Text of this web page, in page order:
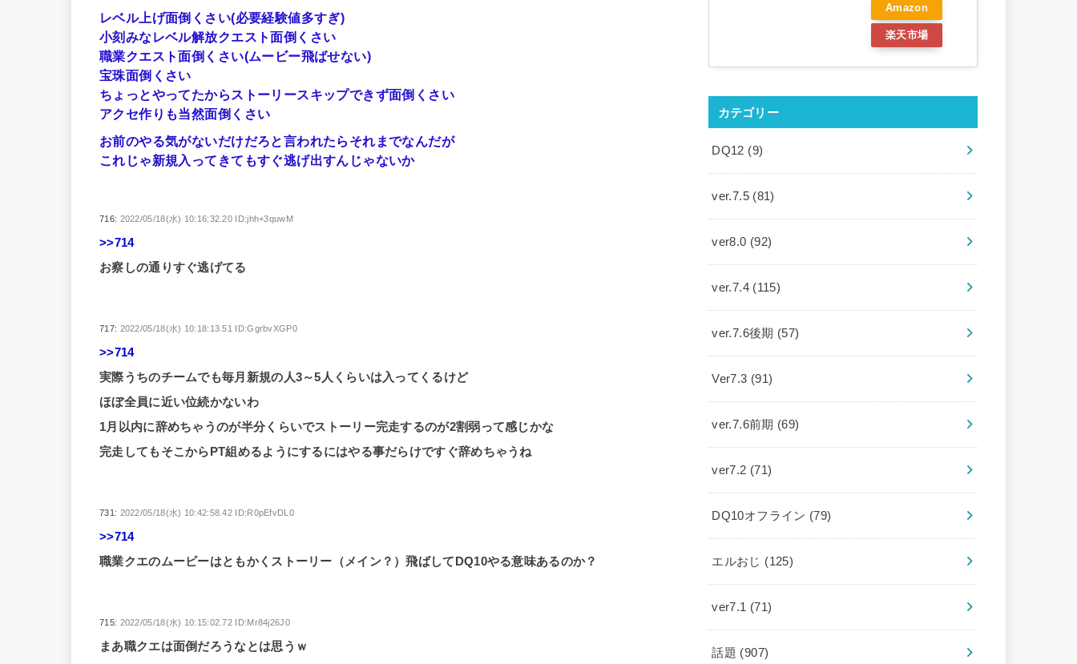
レベル上げ面倒くさい(必要経験値多すぎ)
小刻みなレベル解放クエスト面倒くさい
職業クエスト面倒くさい(ムービー飛ばせない)
宝珠面倒くさい
ちょっとやってたからストーリースキップできず面倒くさい
アクセ作りも当然面倒くさい
お前のやる気がないだけだろと言われたらそれまでなんだが
これじゃ新規入ってきてもすぐ逃げ出すんじゃないか
716: 2022/05/18(水) 10:16:32.20 ID:jhh+3quwM
>>714
お察しの通りすぐ逃げてる
717: 2022/05/18(水) 10:18:13.51 ID:GgrbvXGP0
>>714
実際うちのチームでも毎月新規の人3～5人くらいは入ってくるけど
ほぼ全員に近い位続かないわ
1月以内に辞めちゃうのが半分くらいでストーリー完走するのが2割弱って感じかな
完走してもそこからPT組めるようにするにはやる事だらけですぐ辞めちゃうね
731: 2022/05/18(水) 10:42:58.42 ID:R0pEfvDL0
>>714
職業クエのムービーはともかくストーリー（メイン？）飛ばしてDQ10やる意味あるのか？
715: 2022/05/18(水) 10:15:02.72 ID:Mr84j26J0
まあ職クエは面倒だろうなとは思うｗ
Amazon
楽天市場
カテゴリー
DQ12 (9)
ver.7.5 (81)
ver8.0 (92)
ver.7.4 (115)
ver.7.6後期 (57)
Ver7.3 (91)
ver.7.6前期 (69)
ver7.2 (71)
DQ10オフライン (79)
エルおじ (125)
ver7.1 (71)
話題 (907)